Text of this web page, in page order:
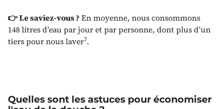
👉 Le saviez-vous ?En moyenne, nous consommons
148 litres d’eau par jour et par personne, dont plus d’un
tiers pour nous laver7.
Quelles sont les astuces pour économiser